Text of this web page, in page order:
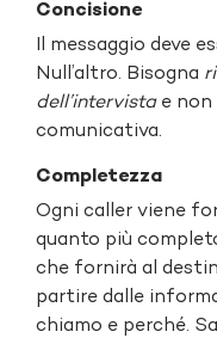
Concisione
Il messaggio deve
Null’altro. Bisogna
dell’intervistae non
comunicativa.
Completezza
Ogni caller viene
quanto più
che fornirà al
partire dalle
chiamo e perché.